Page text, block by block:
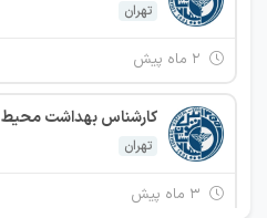
تهران
کارشناس بهداشت محيط
تهران